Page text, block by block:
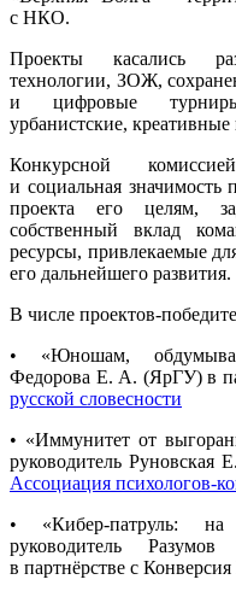
с НКО.
Проекты касались
технологии, ЗОЖ,
и цифровые
урбанистские, креативные
Конкурсной
и социальная значимость
проекта его целям,
собственный вклад
ресурсы, привлекаемые
его дальнейшего развития.
В числе проектов-
• «Юношам,
Федорова Е. А. (ЯрГУ) в
русской словесности
• «Иммунитет от
руководитель Руновская
Ассоциация психологов-
• «Кибер-патруль: на
руководитель
в партнёрстве с